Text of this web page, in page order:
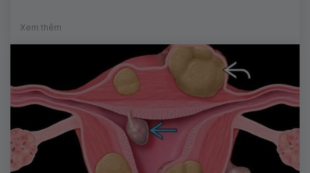
Xem thêm